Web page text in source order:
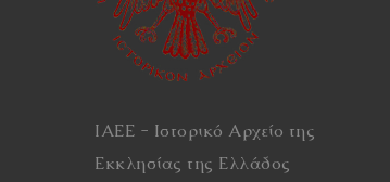
ΙΑΕΕ - Ιστορικό Αρχείο της
Εκκλησίας της Ελλάδος